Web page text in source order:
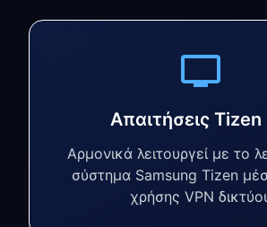
Απαιτήσεις Tizen
Αρμονικά λειτουργεί με το
σύστημα Samsung Tizen
χρήσης VPN